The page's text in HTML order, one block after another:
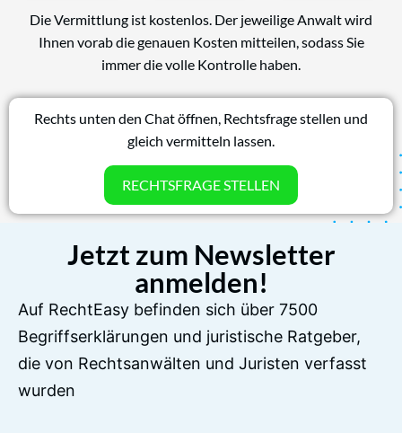
Die Vermittlung ist kostenlos. Der jeweilige Anwalt wird
Ihnen vorab die genauen Kosten mitteilen, sodass Sie
immer die volle Kontrolle haben.
Rechts unten den Chat öffnen, Rechtsfrage stellen und
gleich vermitteln lassen.
RECHTSFRAGE STELLEN
Jetzt zum Newsletter
anmelden!
Auf RechtEasy befinden sich über 7500
Begriffserklärungen und juristische Ratgeber,
die von Rechtsanwälten und Juristen verfasst
wurden